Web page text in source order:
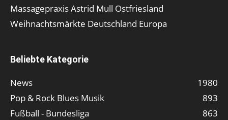
Massagepraxis Astrid Mull Ostfriesland
Weihnachtsmärkte Deutschland Europa
Beliebte Kategorie
News
1980
Pop & Rock Blues Musik
893
Fußball - Bundesliga
863